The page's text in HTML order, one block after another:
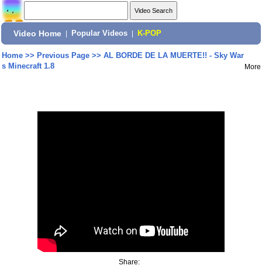
Video Home Popular Videos K-POP
Home>> Previous Page>> AL BORDE DE LA MUERTE!! - Sky War
s Minecraft 1.8
More
Share: